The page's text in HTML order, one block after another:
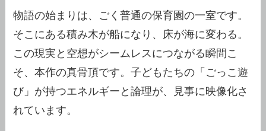
物語の始まりは、ごく普通の保育園の一室です。
そこにある積み木が船になり、床が海に変わる。
この現実と空想がシームレスにつながる瞬間こ
そ、本作の真骨頂です。子どもたちの「ごっこ遊
び」が持つエネルギーと論理が、見事に映像化さ
れています。